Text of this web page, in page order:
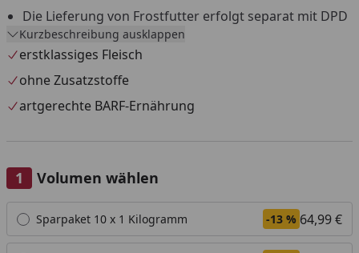
Die Lieferung von Frostfutter erfolgt separat mit DPD
aus einem Tiefkühllager.
Versandtage sind Montag bis Mittwoch, außer an
Feiertagen.
Versand nur innerhalb Deutschland und Österreich.
Eine Anlieferung an eine Packstation ist nicht möglich.
Widerrufs- und Rückgaberecht ist für dieses Produkt
nicht gültig.
Kurzbeschreibung ausklappen
erstklassiges Fleisch
ohne Zusatzstoffe
artgerechte BARF-Ernährung
Volumen wählen
Alle anzeigen (3)
Sparpaket 10 x 1 Kilogramm -13 % 64,99 €